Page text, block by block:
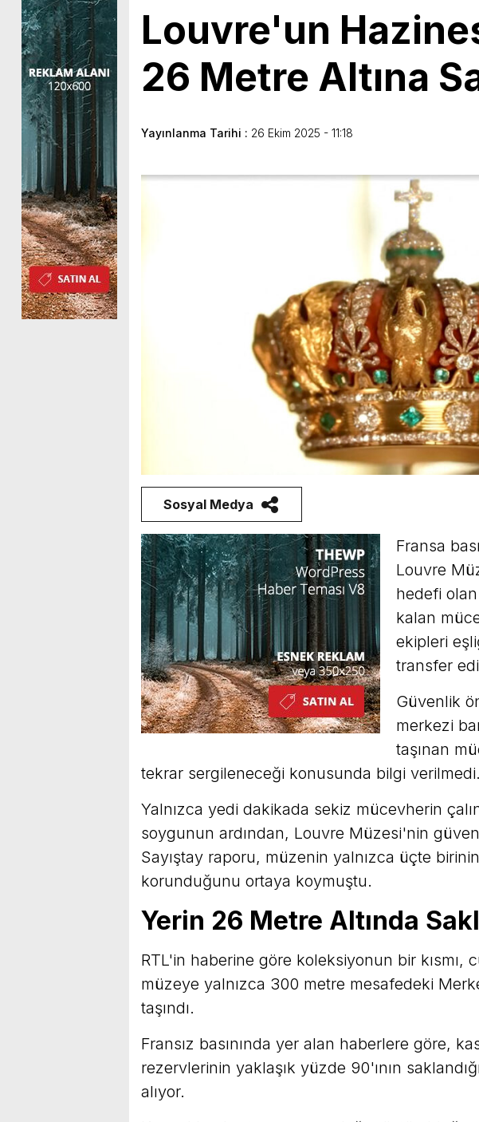
Louvre'un
26 Metre Altına
Yayınlanma Tarihi : 26 Ekim 2025 - 11:18
Sosyal Medya
Fransa
Louvre
hedefi
kalan
ekipleri
transfer
Güvenlik
merkezi
taşınan
tekrar sergileneceği konusunda bilgi verilmedi.
Yalnızca yedi dakikada sekiz mücevherin
soygunun ardından, Louvre Müzesi'nin
Sayıştay raporu, müzenin yalnızca üçte
korunduğunu ortaya koymuştu.
Yerin 26 Metre Altında
RTL'in haberine göre koleksiyonun bir kısmı,
müzeye yalnızca 300 metre mesafedeki
taşındı.
Fransız basınında yer alan haberlere göre,
rezervlerinin yaklaşık yüzde 90'ının
alıyor.